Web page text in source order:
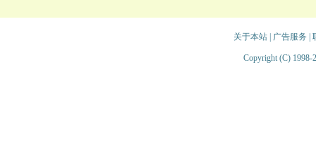
关于本站| 广告服务
Copyright (C) 1998-